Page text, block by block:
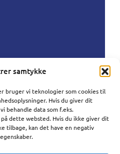
samtykke
bruger vi teknologier som cookies til
Hvis du giver dit
behandle data som f.eks.
dette websted. Hvis du ikke giver dit
tilbage, kan det have en negativ
Português
Polski